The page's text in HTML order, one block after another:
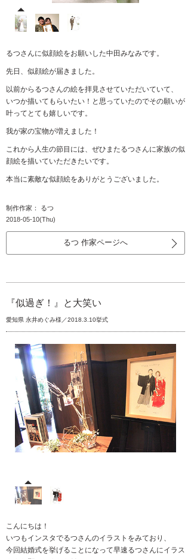
るつさんに似顔絵をお願いした中田みなみです。
先日、似顔絵が届きました。
以前からるつさんの絵を拝見させていただいていて、
いつか描いてもらいたい！と思っていたのでその願いが
叶ってとても嬉しいです。
我が家の宝物が増えました！
これから人生の節目には、ぜひまたるつさんに家族の似
顔絵を描いていただきたいです。
本当に素敵な似顔絵をありがとうございました。
制作作家： るつ
2018-05-10(Thu)
るつ 作家ページへ
『似過ぎ！』と大笑い
愛知県 永井めぐみ様／2018.3.10挙式
こんにちは！
いつもインスタでるつさんのイラストをみており、
今回結婚式を挙げることになって早速るつさんにイラス